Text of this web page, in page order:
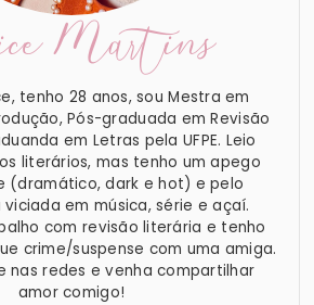
Martins
tenho 28 anos, sou Mestra em
Pós-graduada em Revisão
em Letras pela UFPE. Leio
literários, mas tenho um apego
(dramático, dark e hot) e pelo
viciada em música, série e açaí.
com revisão literária e tenho
crime/suspense com uma amiga.
nas redes e venha compartilhar
amor comigo!